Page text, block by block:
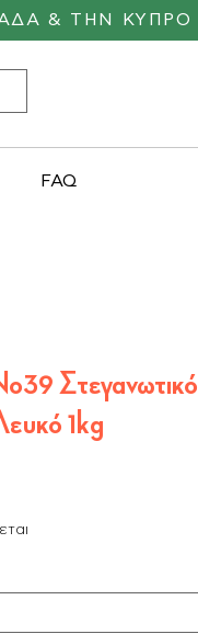
FAQ
& ΤΗΝ ΚΥΠΡΟ
Στεγανωτικό
1kg